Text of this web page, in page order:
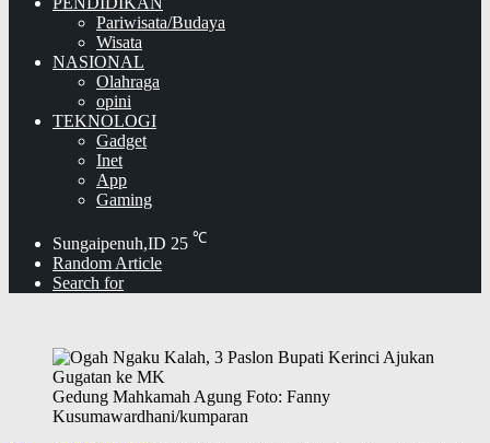
Pariwisata/Budaya
Wisata
NASIONAL
Olahraga
opini
TEKNOLOGI
Gadget
Inet
App
Gaming
Sungaipenuh,ID 25 ℃
Random Article
Search for
Gedung Mahkamah Agung Foto: Fanny
Kusumawardhani/kumparan